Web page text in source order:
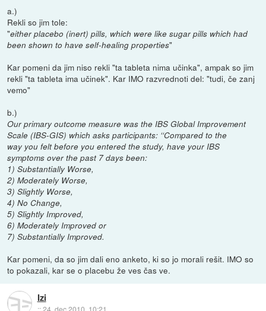
a.)
Rekli so jim tole:
"either placebo (inert) pills, which were like sugar pills which had
been shown to have self-healing properties"
Kar pomeni da jim niso rekli "ta tableta nima učinka", ampak so jim
rekli "ta tableta ima učinek". Kar IMO razvrednoti del: "tudi, če zanj
vemo"
b.)
Our primary outcome measure was the IBS Global Improvement
Scale (IBS-GIS) which asks participants: ‘‘Compared to the
way you felt before you entered the study, have your IBS
symptoms over the past 7 days been:
1) Substantially Worse,
2) Moderately Worse,
3) Slightly Worse,
4) No Change,
5) Slightly Improved,
6) Moderately Improved or
7) Substantially Improved.
Kar pomeni, da so jim dali eno anketo, ki so jo morali rešit. IMO so
to pokazali, kar se o placebu že ves čas ve.
Izi
::24. dec 2010, 10:21